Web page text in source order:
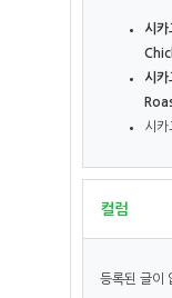
시
시
시
컬럼
등록된 글이